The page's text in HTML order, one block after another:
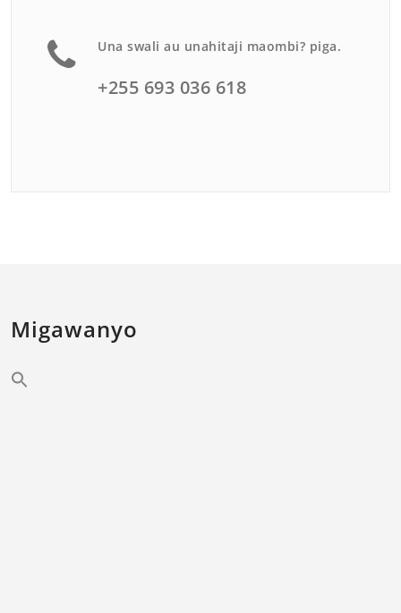
Una swali au unahitaji maombi? piga.
+255 693 036 618
Migawanyo